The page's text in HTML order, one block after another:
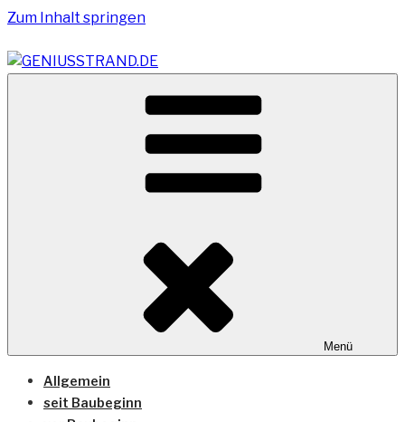
Zum Inhalt springen
GENIUSSTRAND.DE
Vom Geniusstrand zum JadeWeserPort/Container
Terminal Wilhelmshaven
Menü
Allgemein
seit Baubeginn